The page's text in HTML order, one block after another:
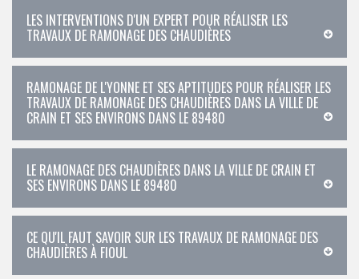
LES INTERVENTIONS D'UN EXPERT POUR RÉALISER LES
TRAVAUX DE RAMONAGE DES CHAUDIÈRES
RAMONAGE DE L'YONNE ET SES APTITUDES POUR RÉALISER LES
TRAVAUX DE RAMONAGE DES CHAUDIÈRES DANS LA VILLE DE
CRAIN ET SES ENVIRONS DANS LE 89480
LE RAMONAGE DES CHAUDIÈRES DANS LA VILLE DE CRAIN ET
SES ENVIRONS DANS LE 89480
CE QU'IL FAUT SAVOIR SUR LES TRAVAUX DE RAMONAGE DES
CHAUDIÈRES À FIOUL